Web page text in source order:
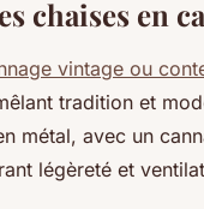
chaises en
vintage ou
tradition et
métal, avec un
légèreté et